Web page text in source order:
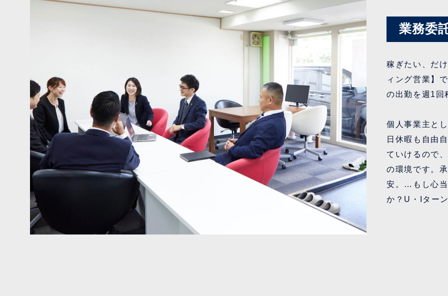
業務委
稼ぎたい、だ
ィング営業】
の出勤を週1回
個人事業主と
日休暇も自由
ていけるので
の環境です。
安。…もし心当
か？U・Iター